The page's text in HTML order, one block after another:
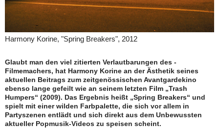
Harmony Korine, "Spring Breakers", 2012
Glaubt man den viel zitierten Verlautbarungen des ­
Filmemachers, hat Harmony Korine an der Ästhetik seines
aktuellen Beitrags zum zeitgenössischen Avant­gardekino
ebenso lange gefeilt wie an seinem letzten Film „Trash
Humpers“ (2009). Das Ergebnis heißt „Spring Breakers“ und
spielt mit einer wilden Farb­palette, die sich vor allem in
Partyszenen entlädt und sich direkt aus dem Unbewussten
aktueller Popmusik-Videos zu speisen scheint.